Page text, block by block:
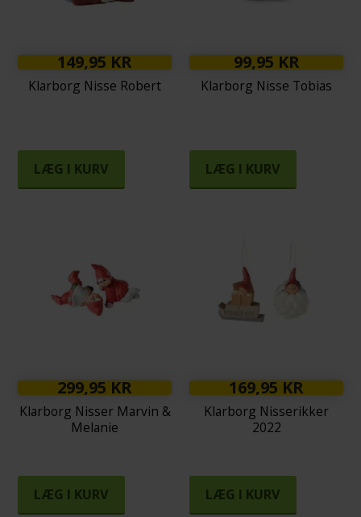
149,95 KR
Klarborg Nisse Robert
LÆG I KURV
99,95 KR
Klarborg Nisse Tobias
LÆG I KURV
299,95 KR
Klarborg Nisser Marvin &
Melanie
LÆG I KURV
169,95 KR
Klarborg Nisserikker
2022
LÆG I KURV